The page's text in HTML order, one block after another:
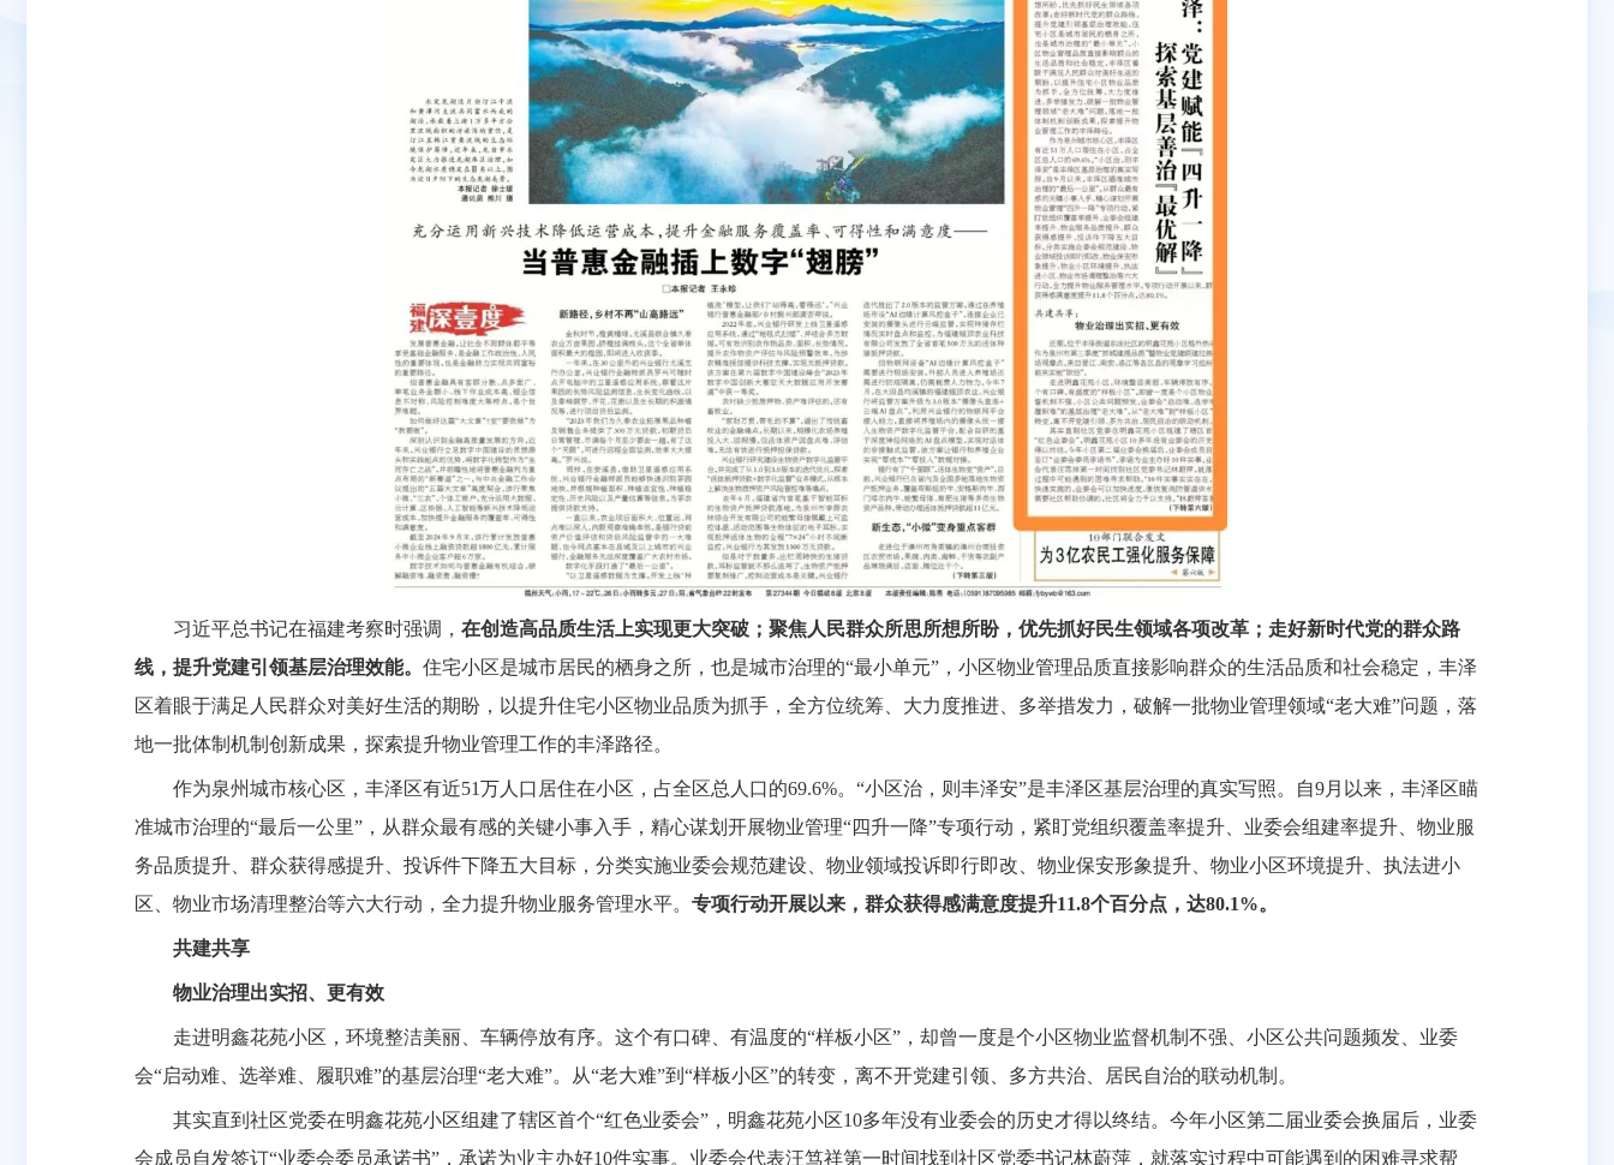
习近平总书记在福建考察时强调， 在创造高品质生活上实现更大突破；聚焦人民群众所思所想所盼，优先抓好民生领域各项改革；走好新时代党的群众路
线，提升党建引领基层治理效能。 住宅小区是城市居民的栖身之所，也是城市治理的“最小单元”，小区物业管理品质直接影响群众的生活品质和社会稳定，丰泽
区着眼于满足人民群众对美好生活的期盼，以提升住宅小区物业品质为抓手，全方位统筹、大力度推进、多举措发力，破解一批物业管理领域“老大难”问题，落
地一批体制机制创新成果，探索提升物业管理工作的丰泽路径。
作为泉州城市核心区，丰泽区有近51万人口居住在小区，占全区总人口的69.6%。“小区治，则丰泽安”是丰泽区基层治理的真实写照。自9月以来，丰泽区瞄
准城市治理的“最后一公里”，从群众最有感的关键小事入手，精心谋划开展物业管理“四升一降”专项行动，紧盯党组织覆盖率提升、业委会组建率提升、物业服
务品质提升、群众获得感提升、投诉件下降五大目标，分类实施业委会规范建设、物业领域投诉即行即改、物业保安形象提升、物业小区环境提升、执法进小
区、物业市场清理整治等六大行动，全力提升物业服务管理水平。 专项行动开展以来，群众获得感满意度提升11.8个百分点，达80.1%。
共建共享
物业治理出实招、更有效
走进明鑫花苑小区，环境整洁美丽、车辆停放有序。这个有口碑、有温度的“样板小区”，却曾一度是个小区物业监督机制不强、小区公共问题频发、业委
会“启动难、选举难、履职难”的基层治理“老大难”。从“老大难”到“样板小区”的转变，离不开党建引领、多方共治、居民自治的联动机制。
其实直到社区党委在明鑫花苑小区组建了辖区首个“红色业委会”，明鑫花苑小区10多年没有业委会的历史才得以终结。今年小区第二届业委会换届后，业委
会成员自发签订“业委会委员承诺书”，承诺为业主办好10件实事。业委会代表汪笃祥第一时间找到社区党委书记林蔚萍，就落实过程中可能遇到的困难寻求帮